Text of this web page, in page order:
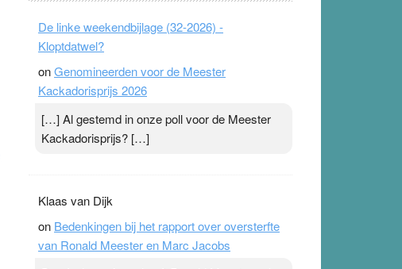
topsporters. Ze hopen ermee hun hartslag te
verlagen terwijl ze meer zuurstof opnemen.
Daarop heeft zo’n pleister geen effect. Maar het
gevoel ‘makkelijker te ademen’ kan goud waard
topspsort ›[...]
De linke weekendbijlage (32-2026) -
Kloptdatwel?
onGenomineerden voor de Meester
Kackadorisprijs 2026
[…] Al gestemd in onze poll voor de Meester
Kackadorisprijs? […]
Klaas van Dijk
on Bedenkingen bij het rapport over oversterfte
van Ronald Meester en Marc Jacobs